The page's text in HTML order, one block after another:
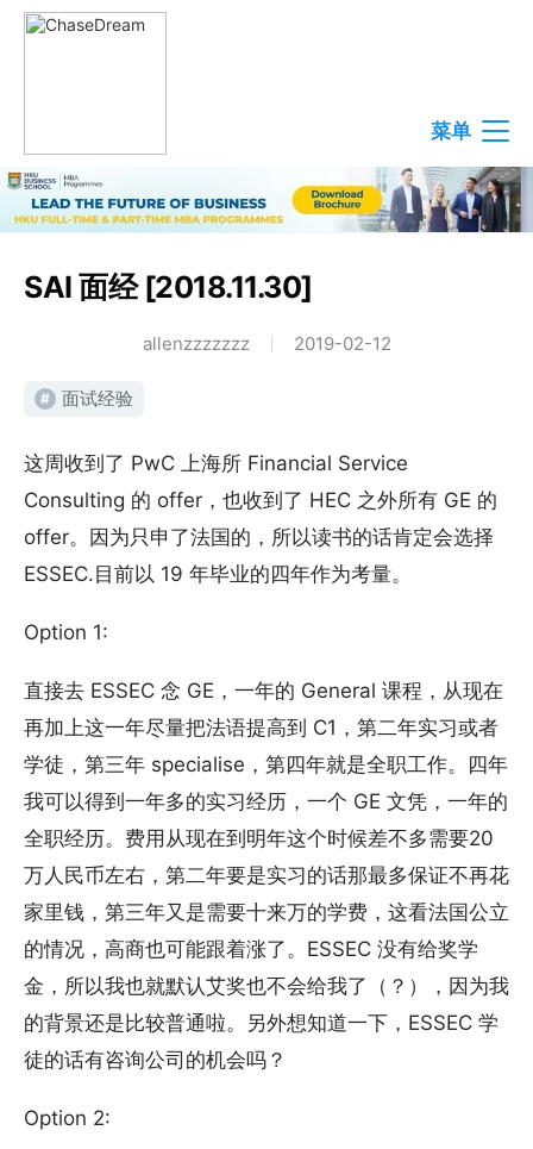
菜单
SAI 面经 [2018.11.30]
allenzzzzzzz 2019-02-12
# 面试经验
这周收到了 PwC 上海所 Financial Service
Consulting 的 offer，也收到了 HEC 之外所有 GE 的
offer。因为只申了法国的，所以读书的话肯定会选择
ESSEC.目前以 19 年毕业的四年作为考量。
Option 1:
直接去 ESSEC 念 GE，一年的 General 课程，从现在
再加上这一年尽量把法语提高到 C1，第二年实习或者
学徒，第三年 specialise，第四年就是全职工作。四年
我可以得到一年多的实习经历，一个 GE 文凭，一年的
全职经历。费用从现在到明年这个时候差不多需要20
万人民币左右，第二年要是实习的话那最多保证不再花
家里钱，第三年又是需要十来万的学费，这看法国公立
的情况，高商也可能跟着涨了。ESSEC 没有给奖学
金，所以我也就默认艾奖也不会给我了（？），因为我
的背景还是比较普通啦。另外想知道一下，ESSEC 学
徒的话有咨询公司的机会吗？
Option 2: